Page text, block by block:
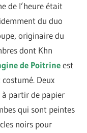
de l’heure était
du duo
originaire du
dont Khn
de Poitrineest
Deux
partir de papier
qui sont peintes
noirs pour